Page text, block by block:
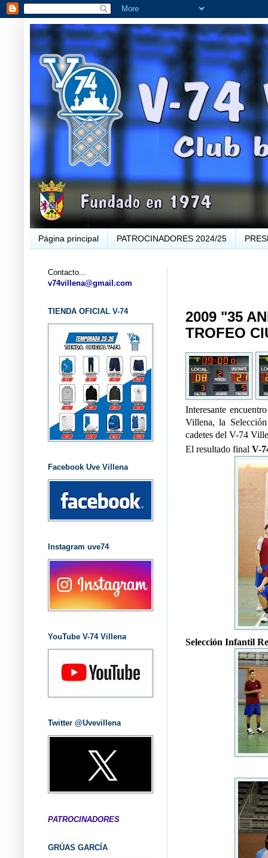
Página principal PATROCINADORES 2024/25
2009 "35
TROFEO
Interesante
Villena, la
cadetes del V-74
El resultado final V-
Selección Infantil
Contacto...
v74villena@gmail.com
TIENDA OFICIAL V-74
Facebook Uve Villena
Instagram uve74
YouTube V-74 Villena
Twitter @Uvevillena
PATROCINADORES
GRÚAS GARCÍA